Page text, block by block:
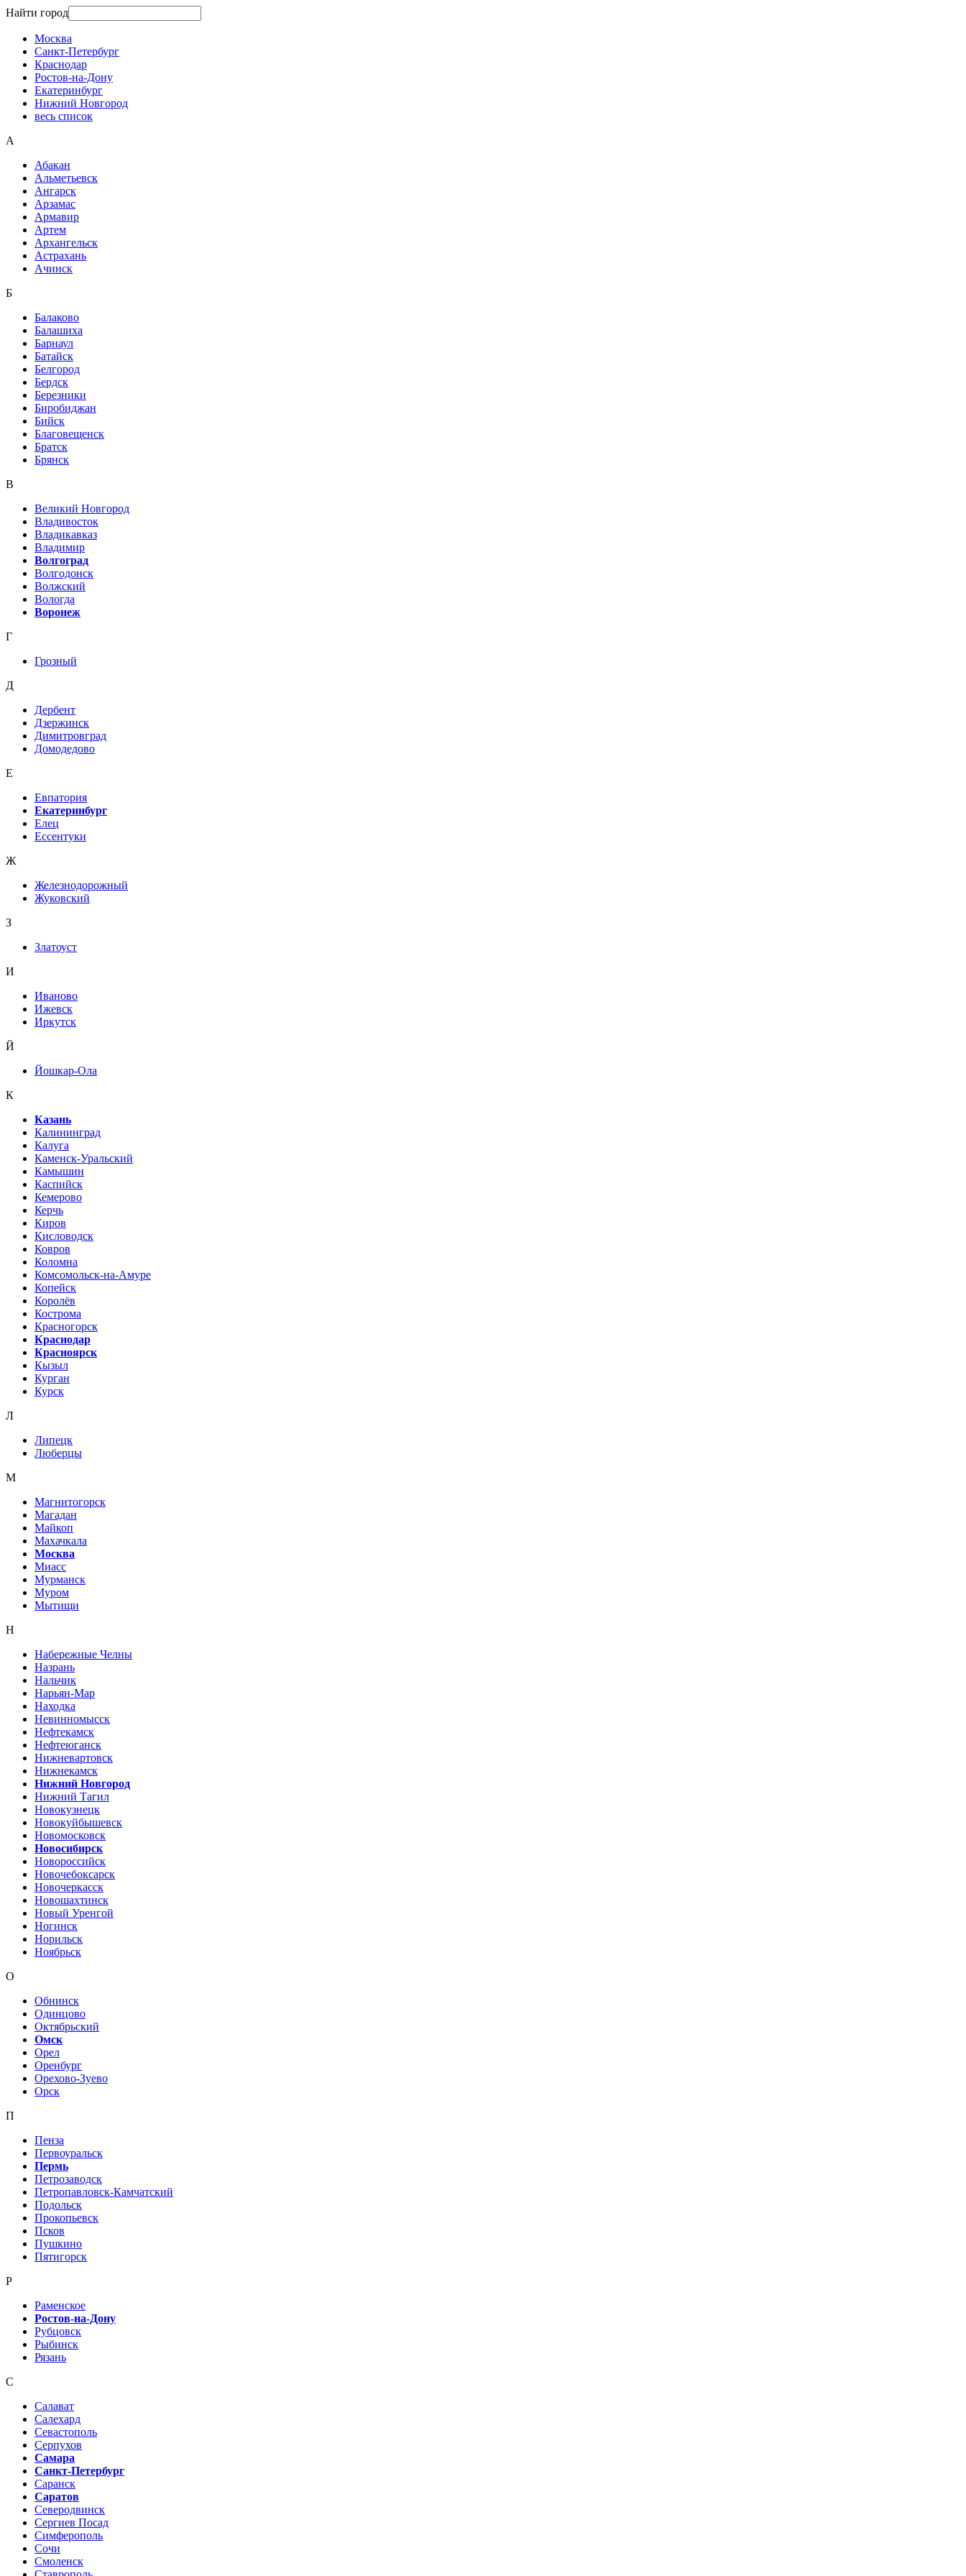
Найти город
Москва
Санкт-Петербург
Краснодар
Ростов-на-Дону
Екатеринбург
Нижний Новгород
весь список
А
Абакан
Альметьевск
Ангарск
Арзамас
Армавир
Артем
Архангельск
Астрахань
Ачинск
Б
Балаково
Балашиха
Барнаул
Батайск
Белгород
Бердск
Березники
Биробиджан
Бийск
Благовещенск
Братск
Брянск
В
Великий Новгород
Владивосток
Владикавказ
Владимир
Волгоград
Волгодонск
Волжский
Вологда
Воронеж
Г
Грозный
Д
Дербент
Дзержинск
Димитровград
Домодедово
Е
Евпатория
Екатеринбург
Елец
Ессентуки
Ж
Железнодорожный
Жуковский
З
Златоуст
И
Иваново
Ижевск
Иркутск
Й
Йошкар-Ола
К
Казань
Калининград
Калуга
Каменск-Уральский
Камышин
Каспийск
Кемерово
Керчь
Киров
Кисловодск
Ковров
Коломна
Комсомольск-на-Амуре
Копейск
Королёв
Кострома
Красногорск
Краснодар
Красноярск
Кызыл
Курган
Курск
Л
Липецк
Люберцы
М
Магнитогорск
Магадан
Майкоп
Махачкала
Москва
Миасс
Мурманск
Муром
Мытищи
Н
Набережные Челны
Назрань
Нальчик
Нарьян-Мар
Находка
Невинномысск
Нефтекамск
Нефтеюганск
Нижневартовск
Нижнекамск
Нижний Новгород
Нижний Тагил
Новокузнецк
Новокуйбышевск
Новомосковск
Новосибирск
Новороссийск
Новочебоксарск
Новочеркасск
Новошахтинск
Новый Уренгой
Ногинск
Норильск
Ноябрьск
О
Обнинск
Одинцово
Октябрьский
Омск
Орел
Оренбург
Орехово-Зуево
Орск
П
Пенза
Первоуральск
Пермь
Петрозаводск
Петропавловск-Камчатский
Подольск
Прокопьевск
Псков
Пушкино
Пятигорск
Р
Раменское
Ростов-на-Дону
Рубцовск
Рыбинск
Рязань
С
Салават
Салехард
Севастополь
Серпухов
Самара
Санкт-Петербург
Саранск
Саратов
Северодвинск
Сергиев Посад
Симферополь
Сочи
Смоленск